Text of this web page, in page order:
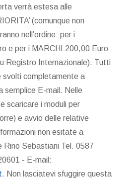
verrà estesa alle
(comunque non
nell’ordine: per i
e per i MARCHI 200,00 Euro
Registro Internazionale). Tutti
svolti completamente a
semplice E-mail. Nelle
scaricare i moduli per
e avvio delle relative
non esitate a
Sebastiani Tel. 0587
- E-mail:
. Non lasciatevi sfuggire questa